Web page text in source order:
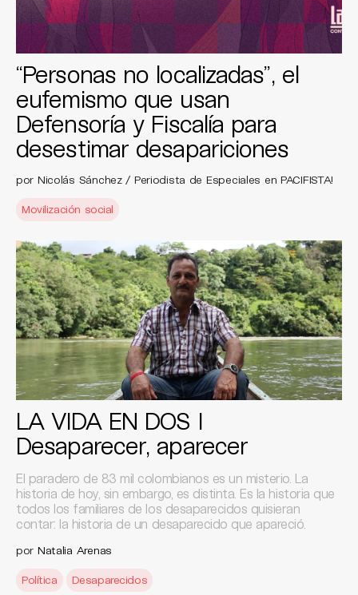
“Personas no localizadas”, el
eufemismo que usan
Defensoría y Fiscalía para
desestimar desapariciones
por Nicolás Sánchez / Periodista de Especiales en PACIFISTA!
Movilización social
LA VIDA EN DOS I
Desaparecer, aparecer
El paradero de 83 mil colombianos es un misterio. La
historia de hoy, sin embargo, es distinta. Es la historia que
todos los familiares de los desaparecidos quisieran
contar: la historia de un desaparecido que apareció.
por Natalia Arenas
Política Desaparecidos